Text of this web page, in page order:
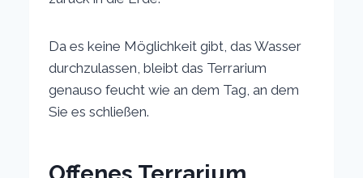
Da es keine Möglichkeit gibt, das Wasser
durchzulassen, bleibt das Terrarium
genauso feucht wie an dem Tag, an dem
Sie es schließen.